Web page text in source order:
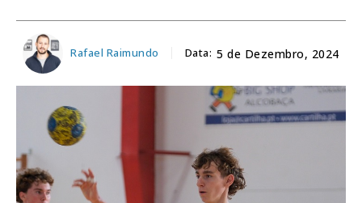
Rafael Raimundo Data: 5 de Dezembro, 2024